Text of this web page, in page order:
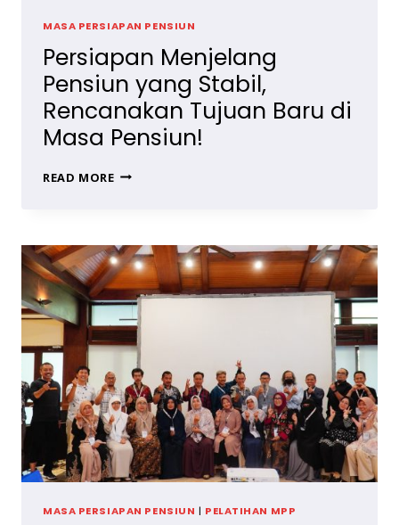
MASA PERSIAPAN PENSIUN
Persiapan Menjelang
Pensiun yang Stabil,
Rencanakan Tujuan Baru di
Masa Pensiun!
READ MOREPERSIAPAN
STABIL,
RENCANAKAN
TUJUAN
BARU
DI
MASA
PENSIUN!
MASA PERSIAPAN PENSIUN | PELATIHAN MPP